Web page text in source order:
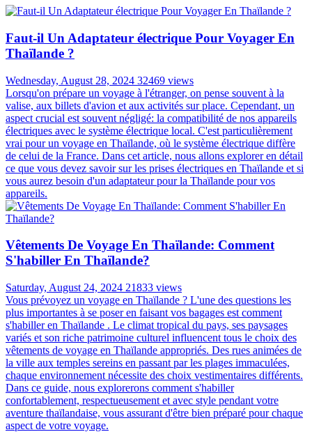
Faut-il Un Adaptateur électrique Pour Voyager En
Thaïlande ?
Wednesday, August 28, 2024 32469 views
Lorsqu'on prépare un voyage à l'étranger, on pense souvent à la
valise, aux billets d'avion et aux activités sur place. Cependant, un
aspect crucial est souvent négligé: la compatibilité de nos appareils
électriques avec le système électrique local. C'est particulièrement
vrai pour un voyage en Thaïlande, où le système électrique diffère
de celui de la France. Dans cet article, nous allons explorer en détail
ce que vous devez savoir sur les prises électriques en Thaïlande et si
vous aurez besoin d'un adaptateur pour la Thaïlande pour vos
appareils.
Vêtements De Voyage En Thaïlande: Comment
S'habiller En Thaïlande?
Saturday, August 24, 2024 21833 views
Vous prévoyez un voyage en Thaïlande ? L'une des questions les
plus importantes à se poser en faisant vos bagages est comment
s'habiller en Thaïlande . Le climat tropical du pays, ses paysages
variés et son riche patrimoine culturel influencent tous le choix des
vêtements de voyage en Thaïlande appropriés. Des rues animées de
la ville aux temples sereins en passant par les plages immaculées,
chaque environnement nécessite des choix vestimentaires différents.
Dans ce guide, nous explorerons comment s'habiller
confortablement, respectueusement et avec style pendant votre
aventure thaïlandaise, vous assurant d'être bien préparé pour chaque
aspect de votre voyage.